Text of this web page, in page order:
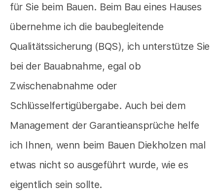
für Sie beim Bauen. Beim Bau eines Hauses
übernehme ich die baubegleitende
Qualitätssicherung (BQS), ich unterstütze Sie
bei der Bauabnahme, egal ob
Zwischenabnahme oder
Schlüsselfertigübergabe. Auch bei dem
Management der Garantieansprüche helfe
ich Ihnen, wenn beim Bauen Diekholzen mal
etwas nicht so ausgeführt wurde, wie es
eigentlich sein sollte.